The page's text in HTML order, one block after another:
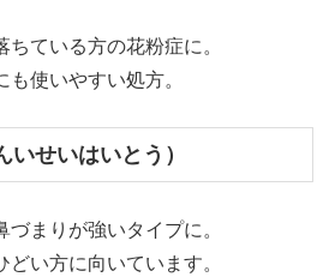
ている方の花粉症に。
使いやすい処方。
せいはいとう）
まりが強いタイプに。
い方に向いています。